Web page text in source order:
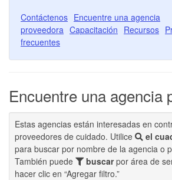
Contáctenos Encuentre una agencia
proveedora Capacitación Recursos
frecuentes
Encuentre una agencia
Estas agencias están interesadas en
proveedores de cuidado. Utilice
el
para buscar por nombre de la agencia o
También puede
buscarpor área de
hacer clic en “Agregar filtro.”